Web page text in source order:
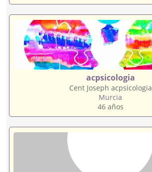
acpsicologia
Cent Joseph acpsicologia
Murcia
46 años